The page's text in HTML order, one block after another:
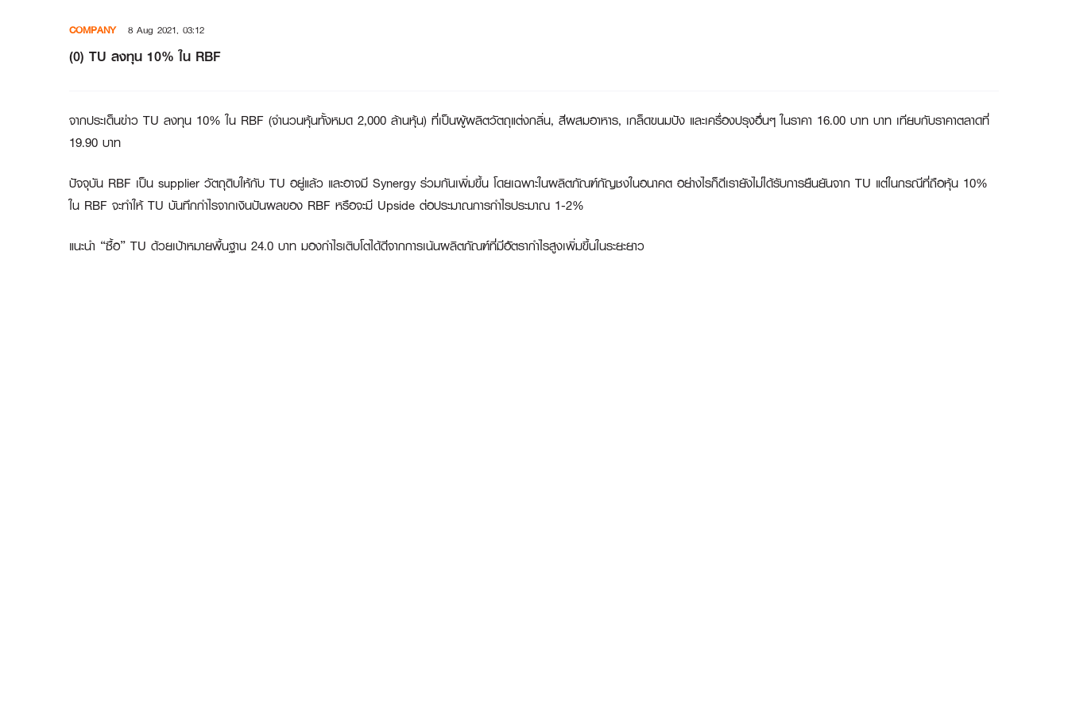
COMPANY 8 Aug 2021, 03:12
(0) TU ลงทุน 10% ใน RBF
จากประเด็นข่าว TU ลงทุน 10% ใน RBF (จำนวนหุ้นทั้งหมด 2,000 ล้านหุ้น) ที่เป็นผู้ผลิตวัตถุแต่งกลิ่น, สีผสมอาหาร, เกล็ดขนมปัง และเครื่องปรุงอื่นๆ ในราคา 16.00 บาท บาท เทียบกับราคาตลาดที่
19.90 บาท
ปัจจุบัน RBF เป็น supplier วัตถุดิบให้กับ TU อยู่แล้ว และอาจมี Synergy ร่วมกันเพิ่มขึ้น โดยเฉพาะในผลิตภัณฑ์กัญชงในอนาคต อย่างไรก็ดีเรายังไม่ได้รับการยืนยันจาก TU แต่ในกรณีที่ถือหุ้น 10%
ใน RBF จะทำให้ TU บันทึกกำไรจากเงินปันผลของ RBF หรือจะมี Upside ต่อประมาณการกำไรประมาณ 1-2%
แนะนำ “ซื้อ” TU ด้วยเป้าหมายพื้นฐาน 24.0 บาท มองกำไรเติบโตได้ดีจากการเน้นผลิตภัณฑ์ที่มีอัตรากำไรสูงเพิ่มขึ้นในระยะยาว